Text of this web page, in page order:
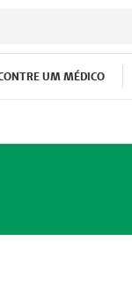
UM MÉDICO